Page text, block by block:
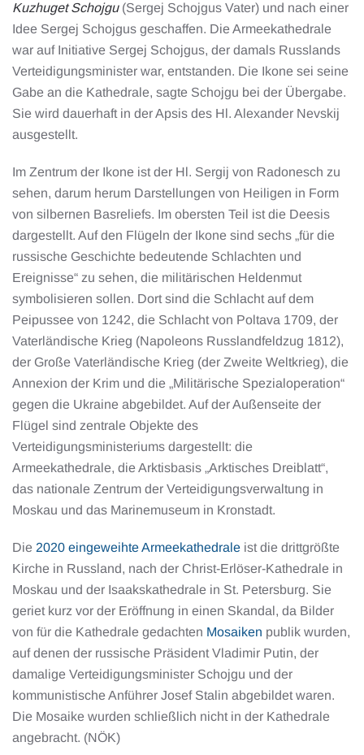
Kuzhuget Schojgu(Sergej Schojgus Vater) und nach einer
Idee Sergej Schojgus geschaffen. Die Armeekathedrale
war auf Initiative Sergej Schojgus, der damals Russlands
Verteidigungsminister war, entstanden. Die Ikone sei seine
Gabe an die Kathedrale, sagte Schojgu bei der Übergabe.
Sie wird dauerhaft in der Apsis des Hl. Alexander Nevskij
ausgestellt.
Im Zentrum der Ikone ist der Hl. Sergij von Radonesch zu
sehen, darum herum Darstellungen von Heiligen in Form
von silbernen Basreliefs. Im obersten Teil ist die Deesis
dargestellt. Auf den Flügeln der Ikone sind sechs „für die
russische Geschichte bedeutende Schlachten und
Ereignisse“ zu sehen, die militärischen Heldenmut
symbolisieren sollen. Dort sind die Schlacht auf dem
Peipussee von 1242, die Schlacht von Poltava 1709, der
Vaterländische Krieg (Napoleons Russlandfeldzug 1812),
der Große Vaterländische Krieg (der Zweite Weltkrieg), die
Annexion der Krim und die „Militärische Spezialoperation“
gegen die Ukraine abgebildet. Auf der Außenseite der
Flügel sind zentrale Objekte des
Verteidigungsministeriums dargestellt: die
Armeekathedrale, die Arktisbasis „Arktisches Dreiblatt“,
das nationale Zentrum der Verteidigungsverwaltung in
Moskau und das Marinemuseum in Kronstadt.
Die 2020 eingeweihte Armeekathedrale ist die drittgrößte
Kirche in Russland, nach der Christ-Erlöser-Kathedrale in
Moskau und der Isaakskathedrale in St. Petersburg. Sie
geriet kurz vor der Eröffnung in einen Skandal, da Bilder
von für die Kathedrale gedachten Mosaiken publik wurden,
auf denen der russische Präsident Vladimir Putin, der
damalige Verteidigungsminister Schojgu und der
kommunistische Anführer Josef Stalin abgebildet waren.
Die Mosaike wurden schließlich nicht in der Kathedrale
angebracht. (NÖK)